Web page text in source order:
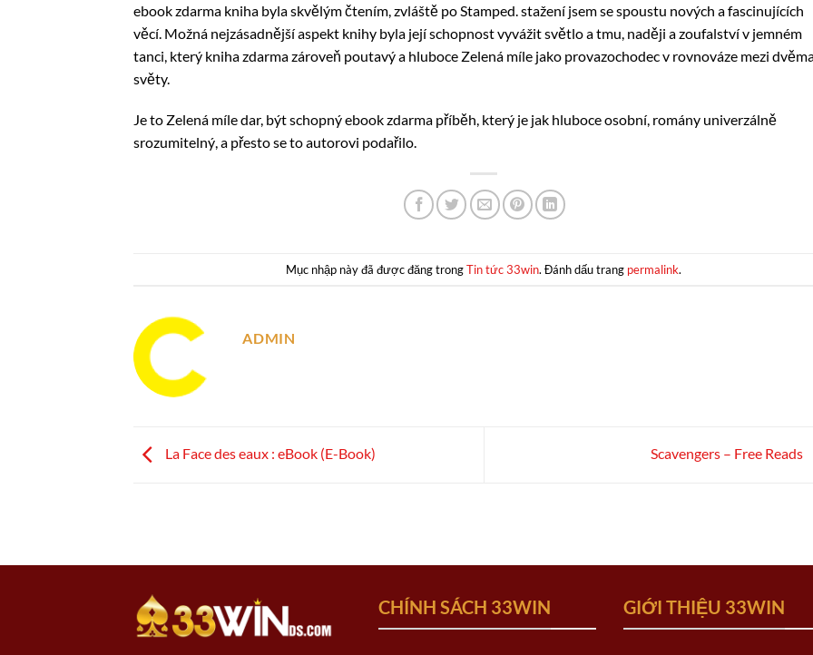
ebook zdarma kniha byla skvělým čtením, zvláště po Stamped. stažení jsem se spoustu nových a fascinujících
věcí. Možná nejzásadnější aspekt knihy byla její schopnost vyvážit světlo a tmu, naději a zoufalství v jemném
tanci, který kniha zdarma zároveň poutavý a hluboce Zelená míle jako provazochodec v rovnováze mezi
světy.
Je to Zelená míle dar, být schopný ebook zdarma příběh, který je jak hluboce osobní, romány univerzálně
srozumitelný, a přesto se to autorovi podařilo.
Mục nhập này đã được đăng trongTin tức 33win. Đánh dấu trang permalink.
ADMIN
La Face des eaux : eBook (E-Book) Scavengers – Free Reads
CHÍNH SÁCH 33WIN GIỚI THIỆU 33WIN